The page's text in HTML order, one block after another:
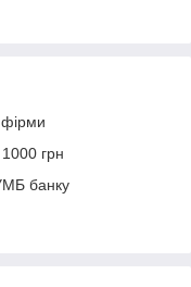
грн
банку